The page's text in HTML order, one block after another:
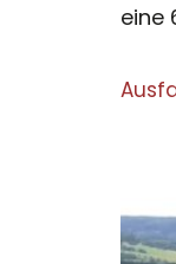
eine